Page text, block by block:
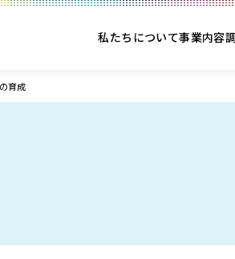
私たちについて事業内容
育成